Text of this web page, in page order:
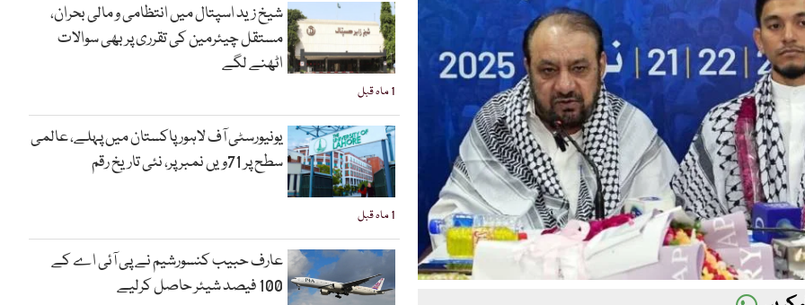
1 ماہ قبل
شیخ زید اسپتال میں انتظامی و مالی بحران،
مستقل چیئرمین کی تقرری پر بھی سوالات
اٹھنے لگے
1 ماہ قبل
یونیورسٹی آف لاہور پاکستان میں پہلے، عالمی
سطح پر 71ویں نمبر پر، نئی تاریخ رقم
عارف حبیب کنسورشیم نے پی آئی اے کے
100 فیصد شیئر حاصل کرلیے